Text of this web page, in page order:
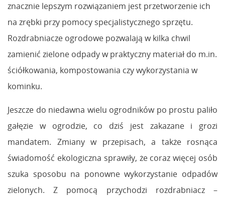
znacznie lepszym rozwiązaniem jest przetworzenie ich
na zrębki przy pomocy specjalistycznego sprzętu.
Rozdrabniacze ogrodowe pozwalają w kilka chwil
zamienić zielone odpady w praktyczny materiał do m.in.
ściółkowania, kompostowania czy wykorzystania w
kominku.
Jeszcze do niedawna wielu ogrodników po prostu paliło
gałęzie w ogrodzie, co dziś jest zakazane i grozi
mandatem. Zmiany w przepisach, a także rosnąca
świadomość ekologiczna sprawiły, że coraz więcej osób
szuka sposobu na ponowne wykorzystanie odpadów
zielonych. Z pomocą przychodzi rozdrabniacz –